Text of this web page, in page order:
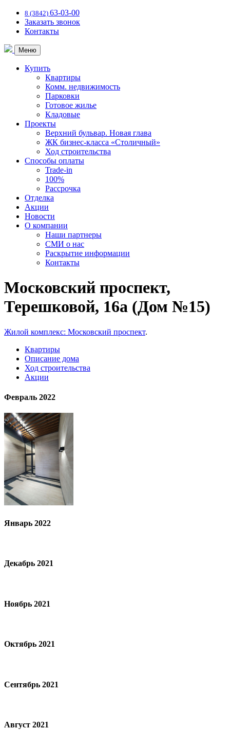
8 (3842) 63-03-00
Заказать звонок
Контакты
Меню
Купить
Квартиры
Комм. недвижимость
Парковки
Готовое жилье
Кладовые
Проекты
Верхний бульвар. Новая глава
ЖК бизнес-класса «Столичный»
Ход строительства
Способы оплаты
Trade-in
100%
Рассрочка
Отделка
Акции
Новости
О компании
Наши партнеры
СМИ о нас
Раскрытие информации
Контакты
Московский проспект,
Терешковой, 16а (Дом №15)
Жилой комплекс: Московский проспект.
Квартиры
Описание дома
Ход строительства
Акции
Февраль 2022
Январь 2022
Декабрь 2021
Ноябрь 2021
Октябрь 2021
Сентябрь 2021
Август 2021